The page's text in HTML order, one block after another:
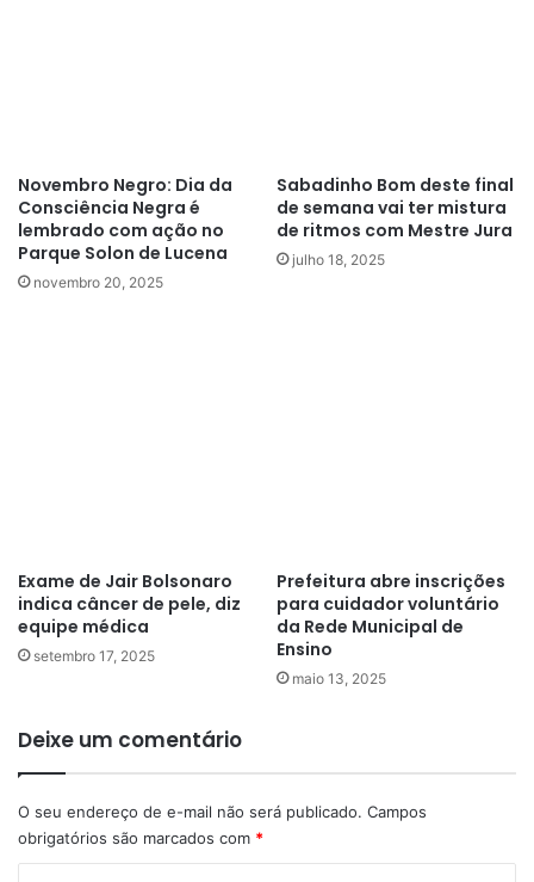
Novembro Negro: Dia da
Consciência Negra é
lembrado com ação no
Parque Solon de Lucena
novembro 20, 2025
Sabadinho Bom deste final
de semana vai ter mistura
de ritmos com Mestre Jura
julho 18, 2025
Exame de Jair Bolsonaro
indica câncer de pele, diz
equipe médica
setembro 17, 2025
Prefeitura abre inscrições
para cuidador voluntário
da Rede Municipal de
Ensino
maio 13, 2025
Deixe um comentário
O seu endereço de e-mail não será publicado. Campos
obrigatórios são marcados com *